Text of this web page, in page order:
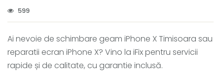
599
Ai nevoie de schimbare geam iPhone X Timisoara sau
reparatii ecran iPhone X? Vino la iFix pentru servicii
rapide și de calitate, cu garantie inclusă.